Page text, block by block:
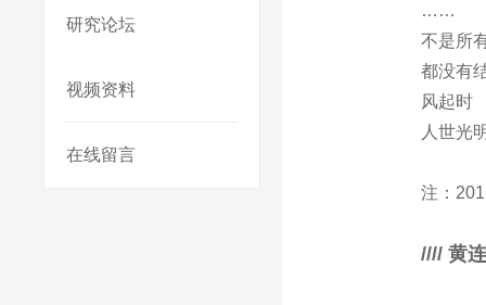
研究论坛
视频资料
在线留言
……
不是所
都没有
风起时
人世光
注：
//// 黄